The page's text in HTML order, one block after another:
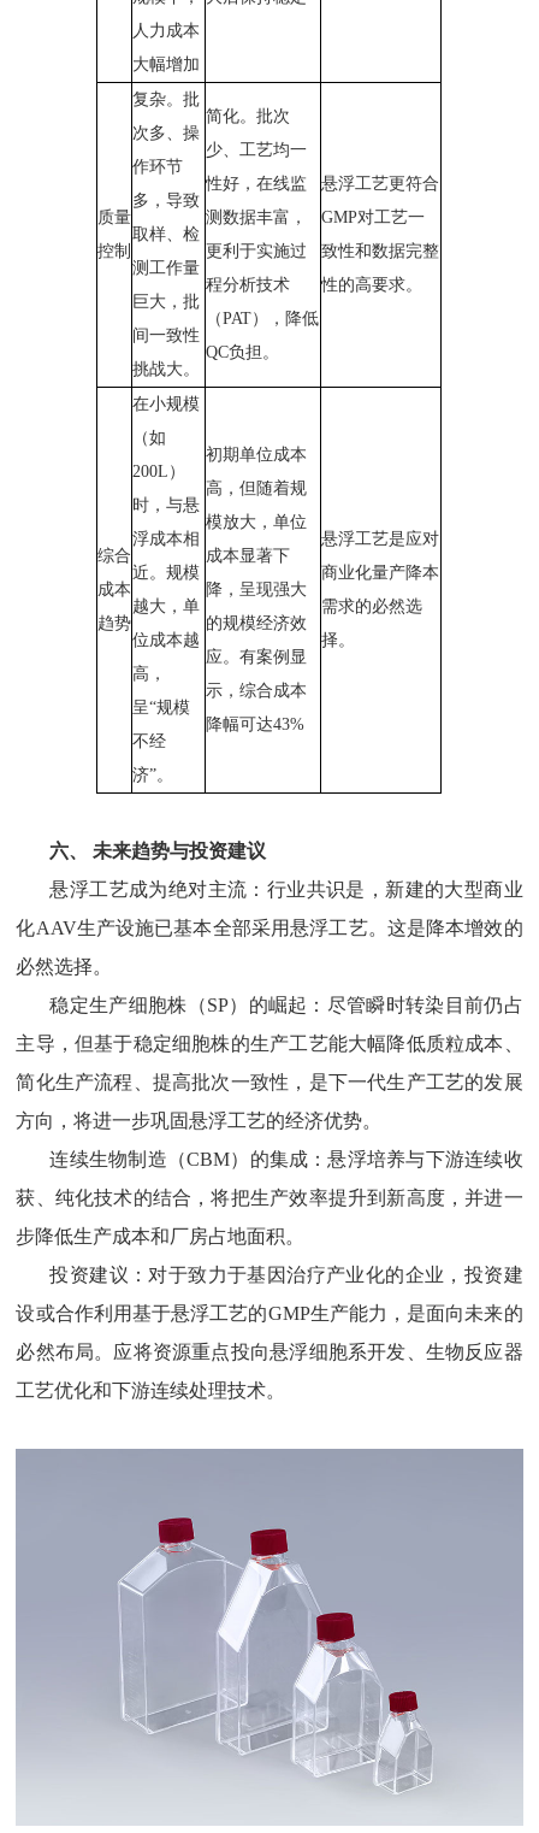
人力成本
大幅增加
质量
控制
复杂。批
次多、操
作环节
多，导致
取样、检
测工作量
巨大，批
间一致性
挑战大。
简化。批次
少、工艺均一
性好，在线监
测数据丰富，
更利于实施过
程分析技术
（PAT），降低
QC负担。
悬浮工艺更符合
GMP对工艺一
致性和数据完整
性的高要求。
综合
成本
趋势
在小规模
（如
200L）
时，与悬
浮成本相
近。规模
越大，单
位成本越
高，
呈“规模
不经
济”。
初期单位成本
高，但随着规
模放大，单位
成本显著下
降，呈现强大
的规模经济效
应。有案例显
示，综合成本
降幅可达43%
悬浮工艺是应对
商业化量产降本
需求的必然选
择。
六、
未来趋势与投资建议
悬浮工艺成为绝对主流：行业共识是，新建的大型商业
化AAV生产设施已基本全部采用悬浮工艺。这是降本增效的
必然选择。
稳定生产细胞株（SP）的崛起：尽管瞬时转染目前仍占
主导，但基于稳定细胞株的生产工艺能大幅降低质粒成本、
简化生产流程、提高批次一致性，是下一代生产工艺的发展
方向，将进一步巩固悬浮工艺的经济优势。
连续生物制造（CBM）的集成：悬浮培养与下游连续收
获、纯化技术的结合，将把生产效率提升到新高度，并进一
步降低生产成本和厂房占地面积。
投资建议：对于致力于基因治疗产业化的企业，投资建
设或合作利用基于悬浮工艺的GMP生产能力，是面向未来的
必然布局。应将资源重点投向悬浮细胞系开发、生物反应器
工艺优化和下游连续处理技术。